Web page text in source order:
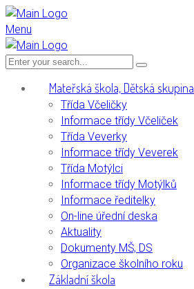
Menu
Mateřská škola, Dětská skupina
Třída Včeličky
Informace třídy Včeliček
Třída Veverky
Informace třídy Veverek
Třída Motýlci
Informace třídy Motýlků
Informace ředitelky
On-line úřední deska
Aktuality
Dokumenty MŠ, DS
Organizace školního roku
Základní škola